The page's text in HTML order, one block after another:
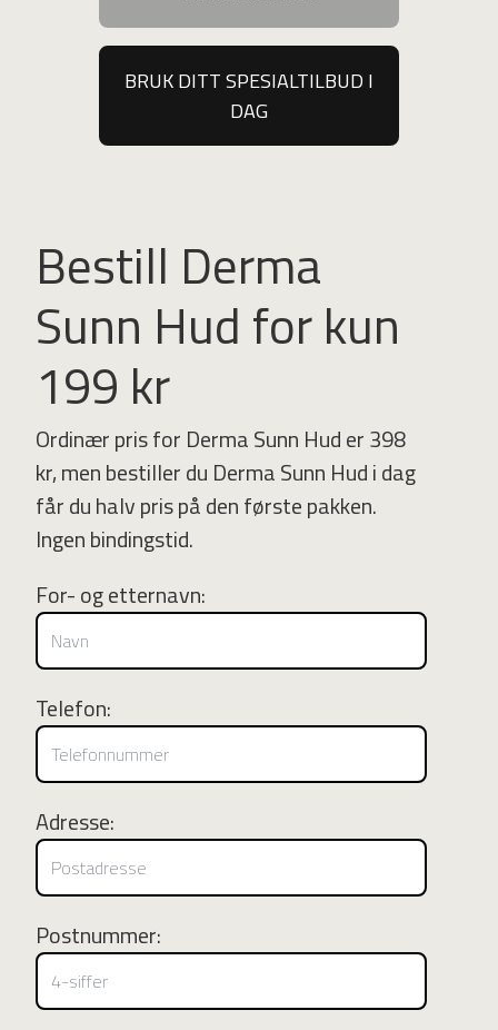
BRUK DITT SPESIALTILBUD I
DAG
Bestill Derma
Sunn Hud for kun
199 kr
Ordinær pris for Derma Sunn Hud er 398
kr, men bestiller du Derma Sunn Hud i dag
får du halv pris på den første pakken.
Ingen bindingstid.
For- og etternavn:
Telefon:
Adresse:
Postnummer: